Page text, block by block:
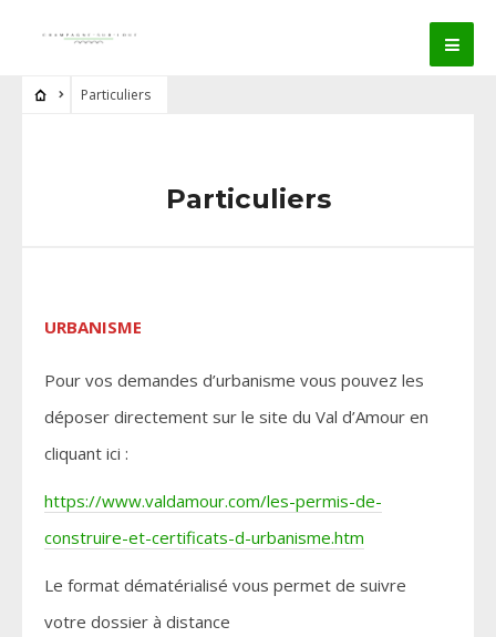
Particuliers
Particuliers
URBANISME
Pour vos demandes d’urbanisme vous pouvez les
déposer directement sur le site du Val d’Amour en
cliquant ici :
https://www.valdamour.com/les-permis-de-
construire-et-certificats-d-urbanisme.htm
Le format dématérialisé vous permet de suivre
votre dossier à distance